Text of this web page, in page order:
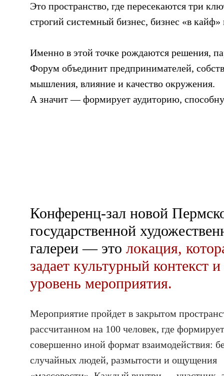
Это пространство, где пересекаются три
строгий системный бизнес, бизнес «в
Именно в этой точке рождаются решения,
Форум объединит предпринимателей,
мышления, влияние и качество окружения.
А значит — формирует аудиторию,
Конференц-зал новой
государственной
галереи — это локация,
задает культурный контекст и
уровень мероприятия.
Мероприятие пройдет в закрытом
рассчитанном на 100 человек, где
совершенно иной формат взаимодействия:
случайных людей, размытости и ощущения